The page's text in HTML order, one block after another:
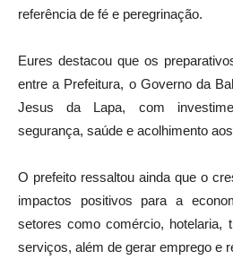
referência de fé e peregrinação.
Eures destacou que os
entre a Prefeitura, o Governo da
Jesus da Lapa, com
segurança, saúde e acolhimento
O prefeito ressaltou ainda que o
impactos positivos para a
setores como comércio, hotelaria,
serviços, além de gerar emprego e